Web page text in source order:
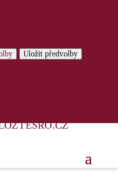
Uložit předvolby